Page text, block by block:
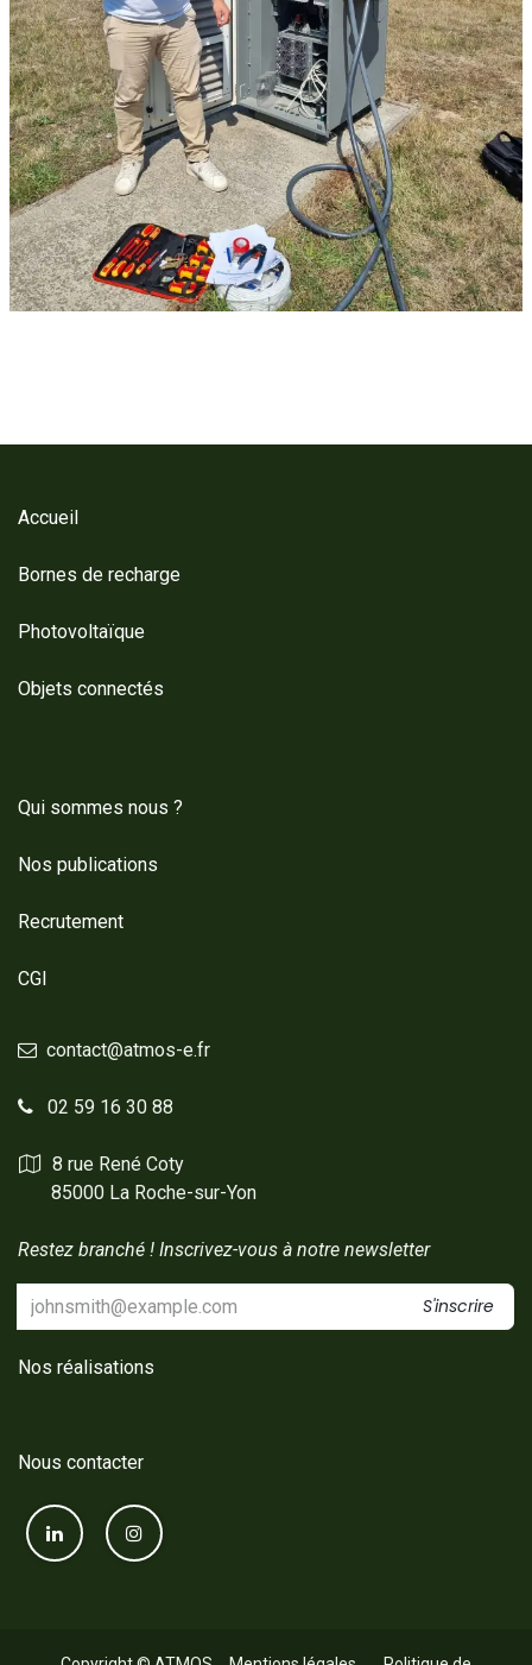
Accueil
Bornes de recharge
Photovoltaïque
Objets connectés
Qui sommes nous ?
Nos publications
Recrutement
CGI
contact@atmos-e.fr
02 59 16 30 88
8 rue René Coty
85000 La Roche-sur-Yon
Restez branché ! Inscrivez-vous à notre newsletter
S'inscrire
Nos réalisations
Nous contacter